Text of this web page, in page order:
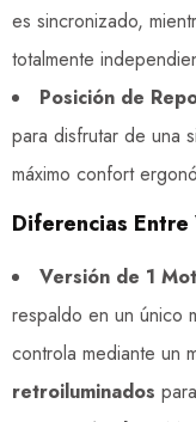
es sincronizado,
totalmente
Posición de
para disfrutar de una
máximo confort
Diferencias
Versión de 1
respaldo en un único
controla mediante un
retroiluminados